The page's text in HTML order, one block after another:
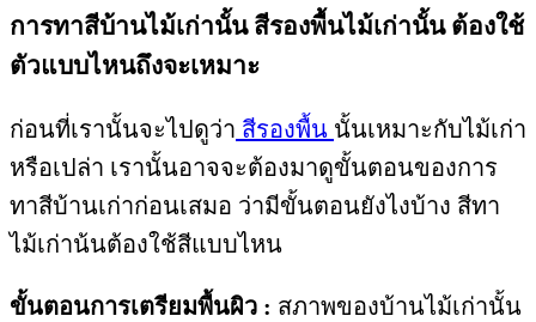
การทาสีบ้านไม้เก่านั้น สีรองพื้นไม้เก่านั้น ต้องใช้
ตัวแบบไหนถึงจะเหมาะ
ก่อนที่เรานั้นจะไปดูว่า สีรองพื้น นั้นเหมาะกับไม้เก่า
หรือเปล่า เรานั้นอาจจะต้องมาดูขั้นตอนของการ
ทาสีบ้านเก่าก่อนเสมอ ว่ามีขั้นตอนยังไงบ้าง สีทา
ไม้เก่าน้นต้องใช้สีแบบไหน
ขั้นตอนการเตรียมพื้นผิว : สภาพของบ้านไม้เก่านั้น